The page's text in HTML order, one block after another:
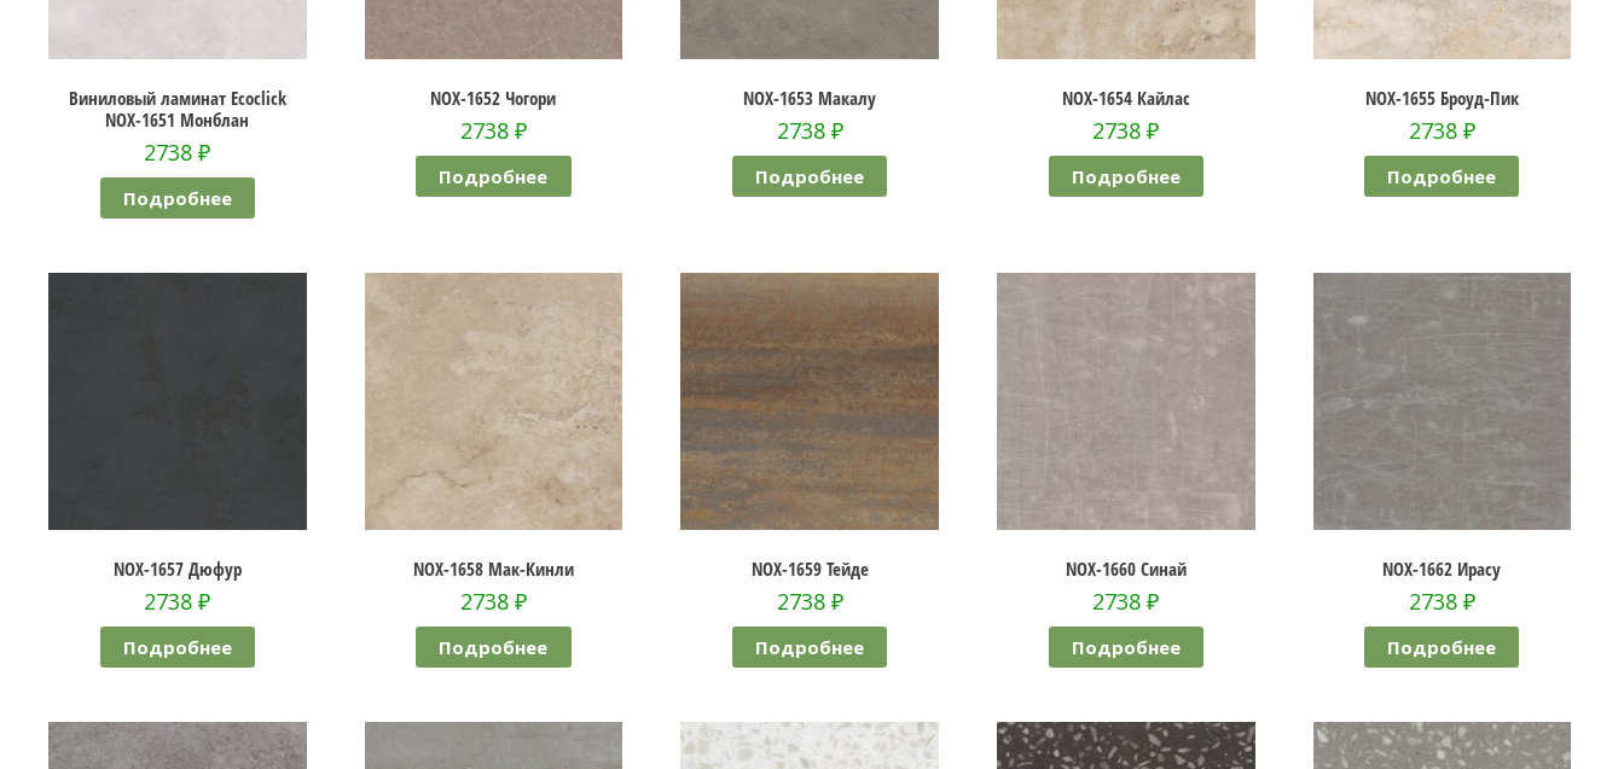
Виниловый ламинат Ecoclick
NOX-1651 Монблан
2738₽
Подробнее
NOX-1652 Чогори
2738 ₽
Подробнее
NOX-1653 Макалу
2738 ₽
Подробнее
NOX-1654 Кайлас
2738₽
Подробнее
NOX-1655 Броуд-Пик
2738 ₽
Подробнее
NOX-1657 Дюфур
2738₽
Подробнее
NOX-1658 Мак-Кинли
2738 ₽
Подробнее
NOX-1659 Тейде
2738 ₽
Подробнее
NOX-1660 Синай
2738₽
Подробнее
NOX-1662 Ирасу
2738 ₽
Подробнее